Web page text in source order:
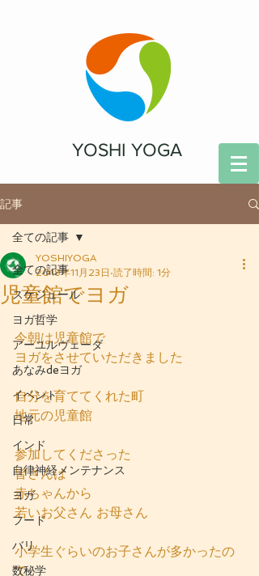
YOSHI YOGA
記事
全ての記事
スケジュール
ヨガ哲学
アーユルヴェーダ
あなみdeヨガ
イベント
日常
インド
自律神経メンテナンス
ヨガ
フード
バリ
数秘学
全ての記事
児童館でヨガ
YOSHIYOGA
2018年11月23日 読了時間: 1分
今朝は児童館で
ヨガをさせていただきました
自分を育ててくれた町
地元の児童館
参加してくださった
皆さんは
赤ちゃんから
若いお父さん お母さん
小学生ぐらいのお子さんが多かったの
で